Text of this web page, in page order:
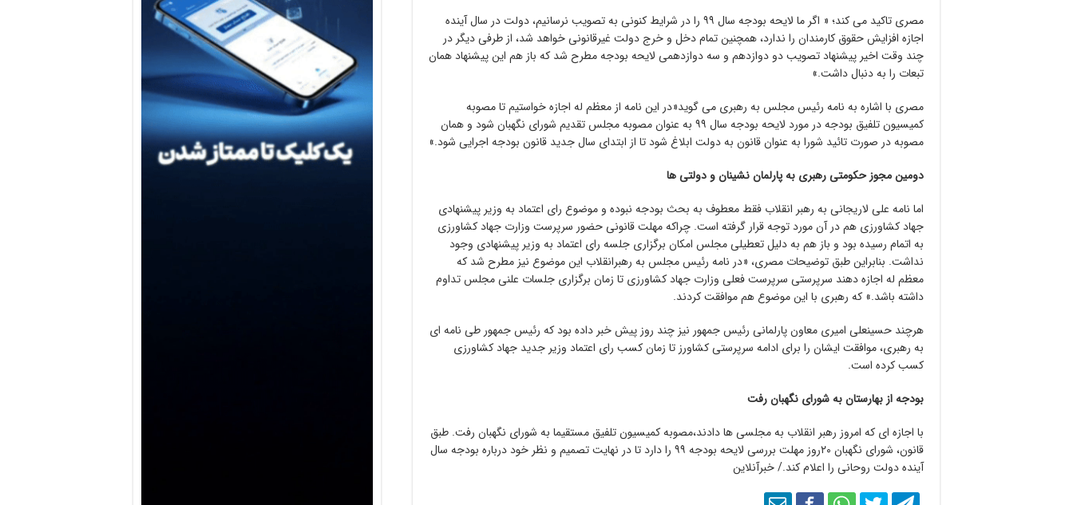
مصری تاکید می کند؛ « اگر ما لایحه بودجه سال ۹۹ را در شرایط کنونی به تصویب نرسانیم، دولت در سال آینده
اجازه افزایش حقوق کارمندان را ندارد، همچنین تمام دخل و خرج دولت غیرقانونی خواهد شد، از طرفی دیگر در
چند وقت اخیر پیشنهاد تصویب دو دوازدهم و سه دوازدهمی لایحه بودجه مطرح شد که باز هم این پیشنهاد همان
تبعات را به دنبال داشت.»
مصری با اشاره به نامه رئیس مجلس به رهبری می گوید«در این نامه از معظم له اجازه خواستیم تا مصوبه
کمیسیون تلفیق بودجه در مورد لایحه بودجه سال ۹۹ به عنوان مصوبه مجلس تقدیم شورای نگهبان شود و همان
مصوبه در صورت تائید شورا به عنوان قانون به دولت ابلاغ شود تا از ابتدای سال جدید قانون بودجه اجرایی شود.»
دومین مجوز حکومتی رهبری به پارلمان نشینان و دولتی ها
اما نامه علی لاریجانی به رهبر انقلاب فقط معطوف به بحث بودجه نبوده و موضوع رای اعتماد به وزیر پیشنهادی
جهاد کشاورزی هم در آن مورد توجه قرار گرفته است. چراکه مهلت قانونی حضور سرپرست وزارت جهاد کشاورزی
به اتمام رسیده بود و باز هم به دلیل تعطیلی مجلس امکان برگزاری جلسه رای اعتماد به وزیر پیشنهادی وجود
نداشت. بنابراین طبق توضیحات مصری، «در نامه رئیس مجلس به رهبرانقلاب این موضوع نیز مطرح شد که
معظم له اجازه دهند سرپرستی سرپرست فعلی وزارت جهاد کشاورزی تا زمان برگزاری جلسات علنی مجلس تداوم
داشته باشد.» که رهبری با این موضوع هم موافقت کردند.
هرچند حسینعلی امیری معاون پارلمانی رئیس جمهور نیز چند روز پیش خبر داده بود که رئیس جمهور طی نامه ای
به رهبری، موافقت ایشان را برای ادامه سرپرستی کشاورز تا زمان کسب رای اعتماد وزیر جدید جهاد کشاورزی
کسب کرده است.
بودجه از بهارستان به شورای نگهبان رفت
با اجازه ای که امروز رهبر انقلاب به مجلسی ها دادند،مصوبه کمیسیون تلفیق مستقیما به شورای نگهبان رفت. طبق
قانون، شورای نگهبان ۲۰روز مهلت بررسی لایحه بودجه ۹۹ را دارد تا در نهایت تصمیم و نظر خود درباره بودجه سال
آینده دولت روحانی را اعلام کند./ خبرآنلاین